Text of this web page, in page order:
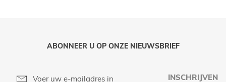
ABONNEER U OP ONZE NIEUWSBRIEF
INSCHRIJVEN